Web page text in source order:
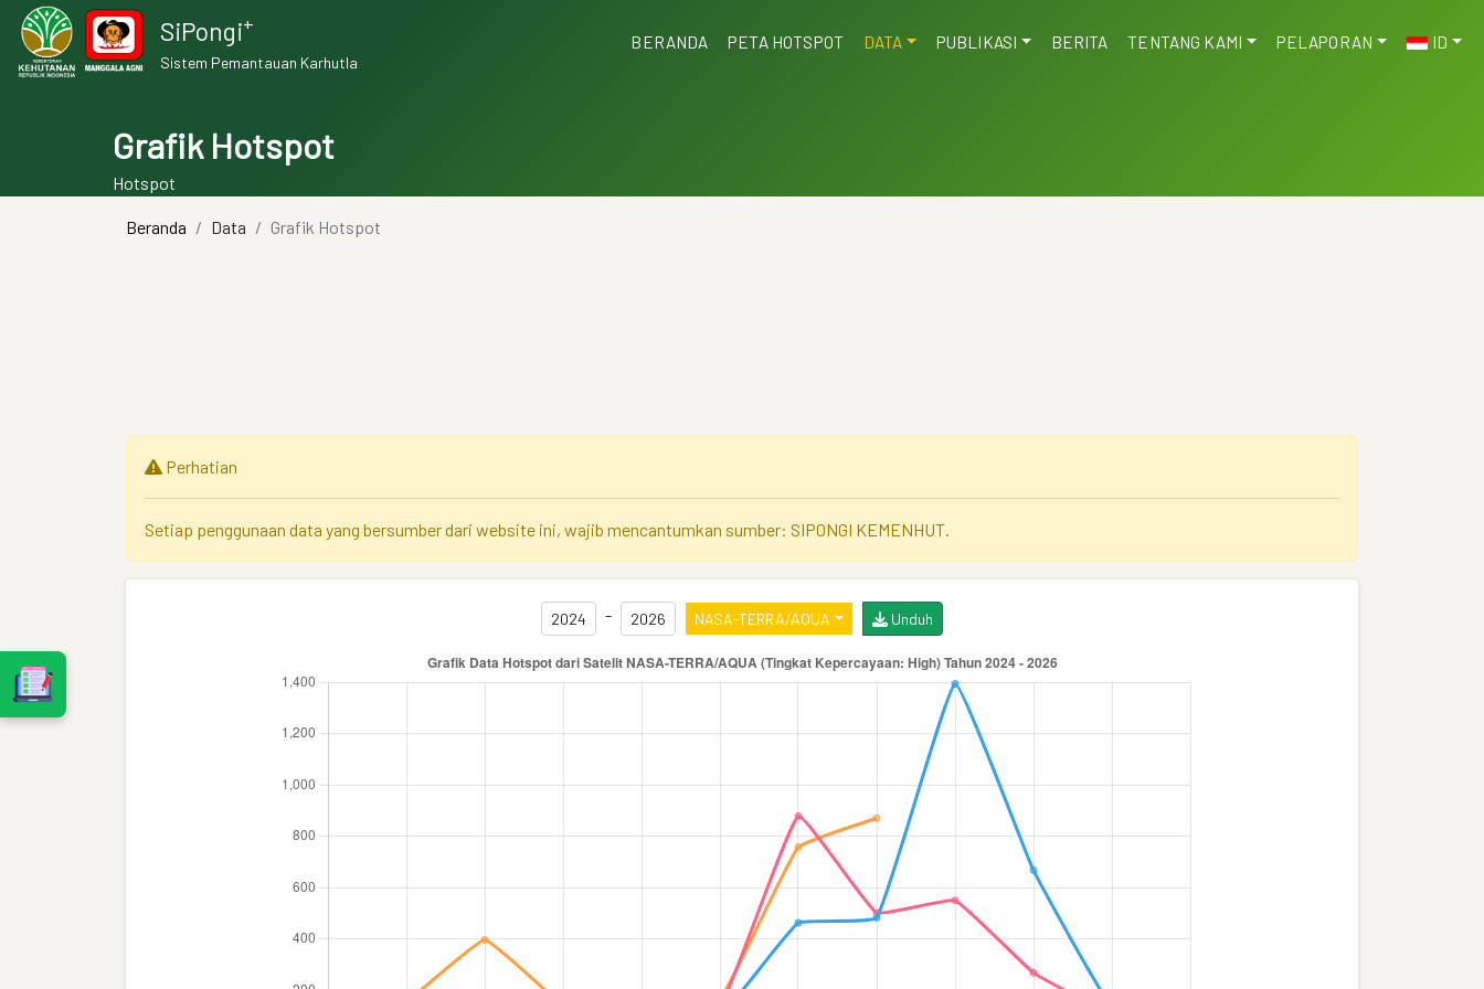
SiPongi+
Sistem Pemantauan Karhutla
BERANDA PETA HOTSPOT DATA PUBLIKASI BERITA TENTANG KAMI PELAPORAN ID
Grafik Hotspot
Hotspot
Beranda Data Grafik Hotspot
Perhatian
Setiap penggunaan data yang bersumber dari website ini, wajib mencantumkan sumber: SIPONGI KEMENHUT.
- NASA-TERRA/AQUA Unduh